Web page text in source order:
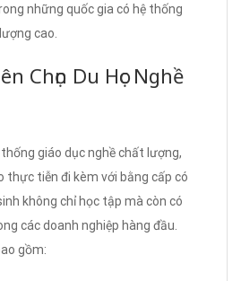
những quốc gia có hệ thống
cao.
Chọn Du Học Nghề
giáo dục nghề chất lượng,
thực tiễn đi kèm với bằng cấp có
không chỉ học tập mà còn có
các doanh nghiệp hàng đầu.
gồm: